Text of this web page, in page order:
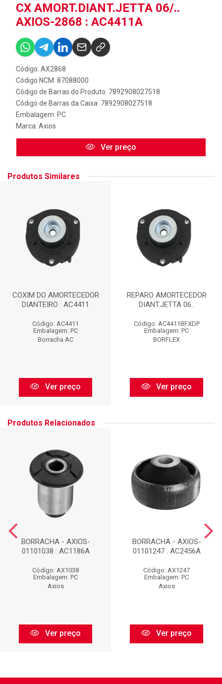
CX AMORT.DIANT.JETTA 06/..
AXIOS-2868 : AC4411A
Código: AX2868
Código NCM: 87088000
Código de Barras do Produto: 7892908027518
Código de Barras da Caixa: 7892908027518
Embalagem: PC
Marca: Axios
Ver preço
Produtos Similares
COXIM DO AMORTECEDOR
DIANTEIRO : AC4411
Código: AC4411
Embalagem: PC
Borracha AC
Ver preço
REPARO AMORTECEDOR
DIANT.JETTA 06..
Código: AC4411BFXDP
Embalagem: PC
BORFLEX
Ver preço
Produtos Relacionados
BORRACHA - AXIOS-
01101038 : AC1186A
Código: AX1038
Embalagem: PC
Axios
Ver preço
BORRACHA - AXIOS-
01101247 : AC2456A
Código: AX1247
Embalagem: PC
Axios
Ver preço